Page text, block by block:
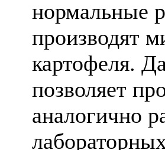
нормальные
производят
картофеля.
позволяет
аналогично